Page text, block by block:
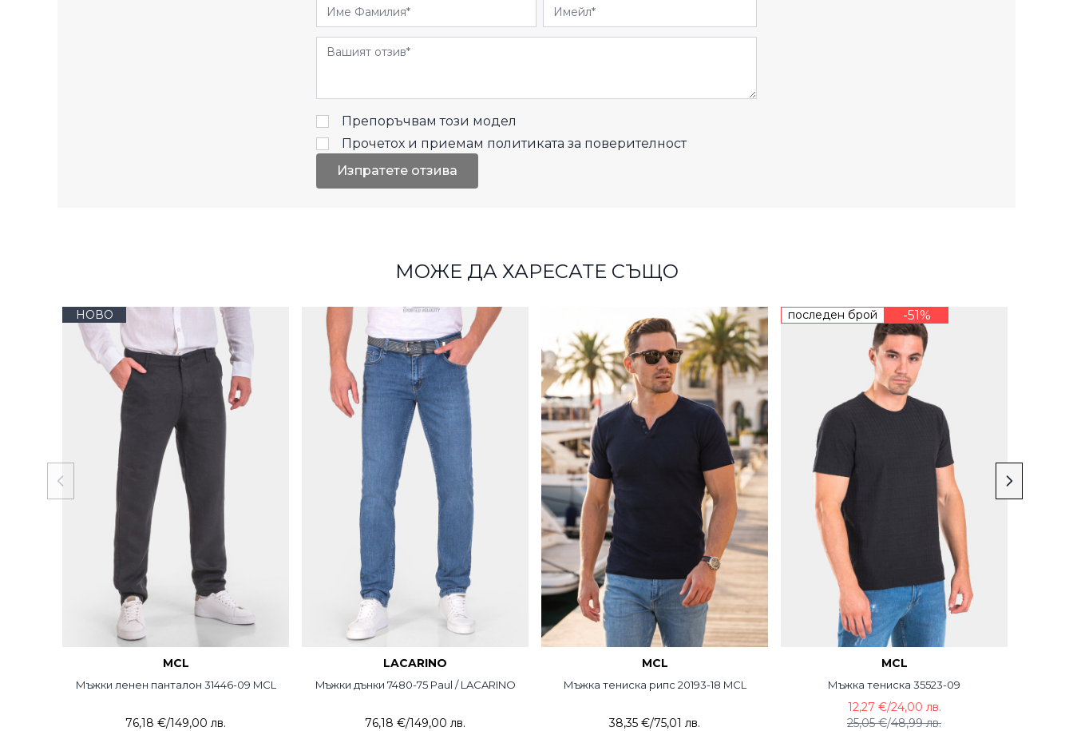
Отзиви
Препоръчвам този модел
Прочетох и приемам политиката за поверителност
Изпратете отзива
МОЖЕ ДА ХАРЕСАТЕ СЪЩО
НОВО
MCL
Мъжки ленен панталон 31446-09 MCL
76,18 €/149,00 лв.
LACARINO
Mъжки дънки 7480-75 Paul / LACARINO
76,18 €/149,00 лв.
MCL
Мъжка тениска рипс 20193-18 MCL
38,35 €/75,01 лв.
последен брой -51%
MCL
Мъжка тениска 35523-09
25,05 €/48,99 лв.
12,27 €/24,00 лв.